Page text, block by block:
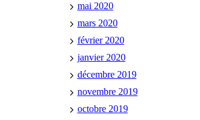
mai 2020
mars 2020
février 2020
janvier 2020
décembre 2019
novembre 2019
octobre 2019